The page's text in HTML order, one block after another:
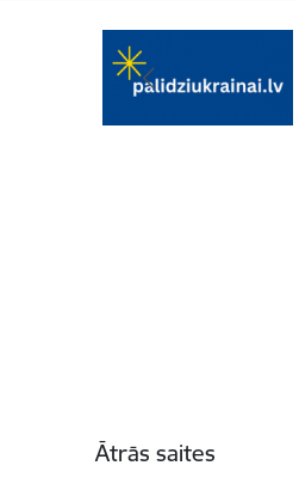
Ātrās saites